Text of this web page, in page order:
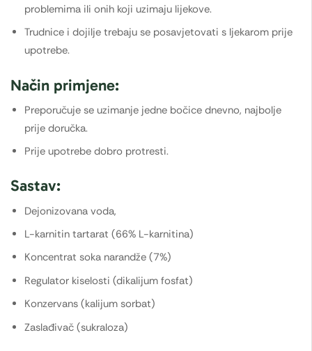
problemima ili onih koji uzimaju lijekove.
Trudnice i dojilje trebaju se posavjetovati s ljekarom prije
upotrebe.
Način primjene:
Preporučuje se uzimanje jedne bočice dnevno, najbolje
prije doručka.
Prije upotrebe dobro protresti.
Sastav:
Dejonizovana voda,
L-karnitin tartarat (66% L-karnitina)
Koncentrat soka narandže (7%)
Regulator kiselosti (dikalijum fosfat)
Konzervans (kalijum sorbat)
Zaslađivač (sukraloza)